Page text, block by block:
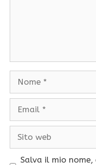
Salva il mio